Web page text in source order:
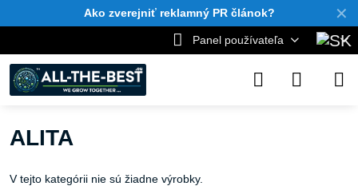
✕
Ako zverejniť reklamný PR článok?
Panel používateľa
ALITA
V tejto kategórii nie sú žiadne výrobky.